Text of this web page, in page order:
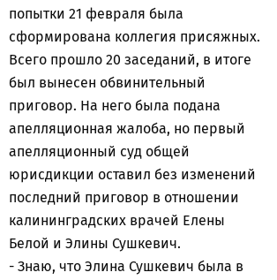
попытки 21 февраля была
сформирована коллегия присяжных.
Всего прошло 20 заседаний, в итоге
был вынесен обвинительный
приговор. На него была подана
апелляционная жалоба, но первый
апелляционный суд общей
юрисдикции оставил без изменений
последний приговор в отношении
калининградских врачей Елены
Белой и Элины Сушкевич.
- Знаю, что Элина Сушкевич была в